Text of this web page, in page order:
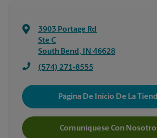
3903 Portage Rd
Ste C
South Bend, IN 46628
(574) 271-8555
Página De Inicio De La
Comuníquese Con